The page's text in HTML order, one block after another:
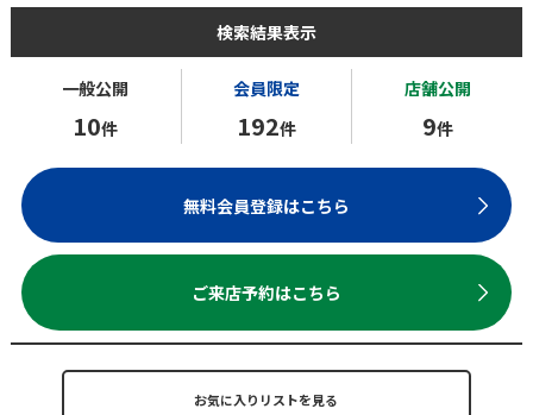
検索結果表示
一般公開
10件
会員限定
192件
店舗公開
9件
無料会員登録はこちら
ご来店予約はこちら
お気に入りリストを見る